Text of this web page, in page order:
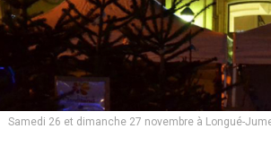
Samedi 26 et dimanche 27 novembre à Longué-